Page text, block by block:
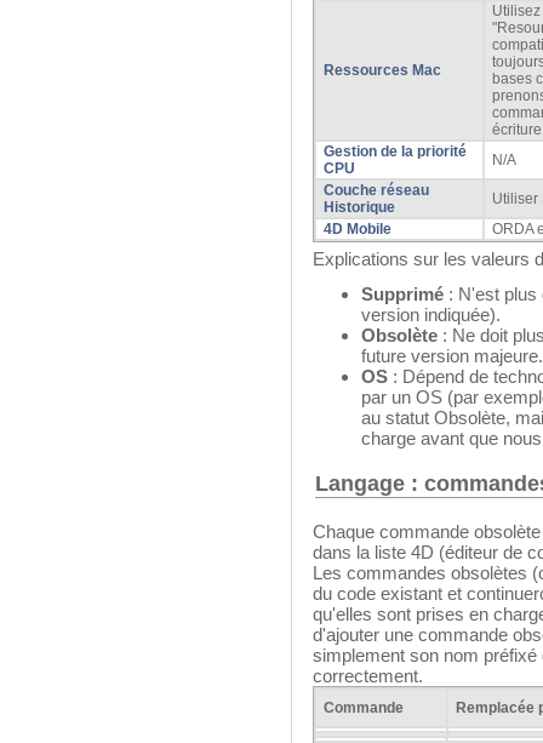
Ressources Mac
bases
Gestion de la priorité
CPU
N/A
Couche réseau
Historique
Utiliser
4D Mobile
ORDA
Explications sur les valeurs
Supprimé : N'est plus
version indiquée).
Obsolète : Ne doit
future version majeure.
OS : Dépend de
par un OS (par
au statut Obsolète,
charge avant que
Langage :
Chaque commande
dans la liste 4D (éditeur de
Les commandes obsolètes
du code existant et
qu'elles sont prises en
d'ajouter une commande
simplement son nom préfixé
correctement.
Commande Remplacée